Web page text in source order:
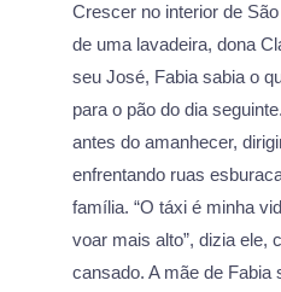
Crescer no interior de
de uma lavadeira, dona
seu José, Fabia sabia o
para o pão do dia
antes do amanhecer,
enfrentando ruas
família. “O táxi é minha
voar mais alto”, dizia ele,
cansado. A mãe de Fabia